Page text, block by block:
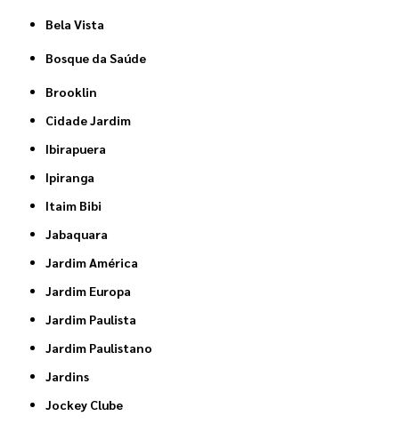
Bela Vista
Bosque da Saúde
Brooklin
Cidade Jardim
Ibirapuera
Ipiranga
Itaim Bibi
Jabaquara
Jardim América
Jardim Europa
Jardim Paulista
Jardim Paulistano
Jardins
Jockey Clube